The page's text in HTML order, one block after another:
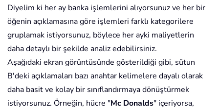
Diyelim ki her ay banka işlemlerini alıyorsunuz ve her bir
öğenin açıklamasına göre işlemleri farklı kategorilere
gruplamak istiyorsunuz, böylece her ayki maliyetlerin
daha detaylı bir şekilde analiz edebilirsiniz.
Aşağıdaki ekran görüntüsünde gösterildiği gibi, sütun
B'deki açıklamaları bazı anahtar kelimelere dayalı olarak
daha basit ve kolay bir sınıflandırmaya dönüştürmek
istiyorsunuz. Örneğin, hücre "Mc Donalds" içeriyorsa,